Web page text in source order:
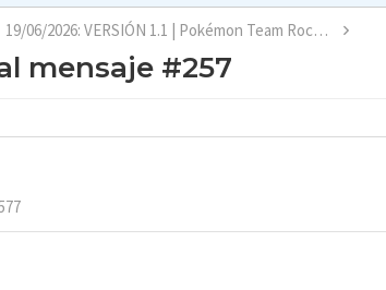
19/06/2026: VERSIÓN 1.1 | Pokémon Team Rocket Jessie & James [COMPLETO]
mensaje #257